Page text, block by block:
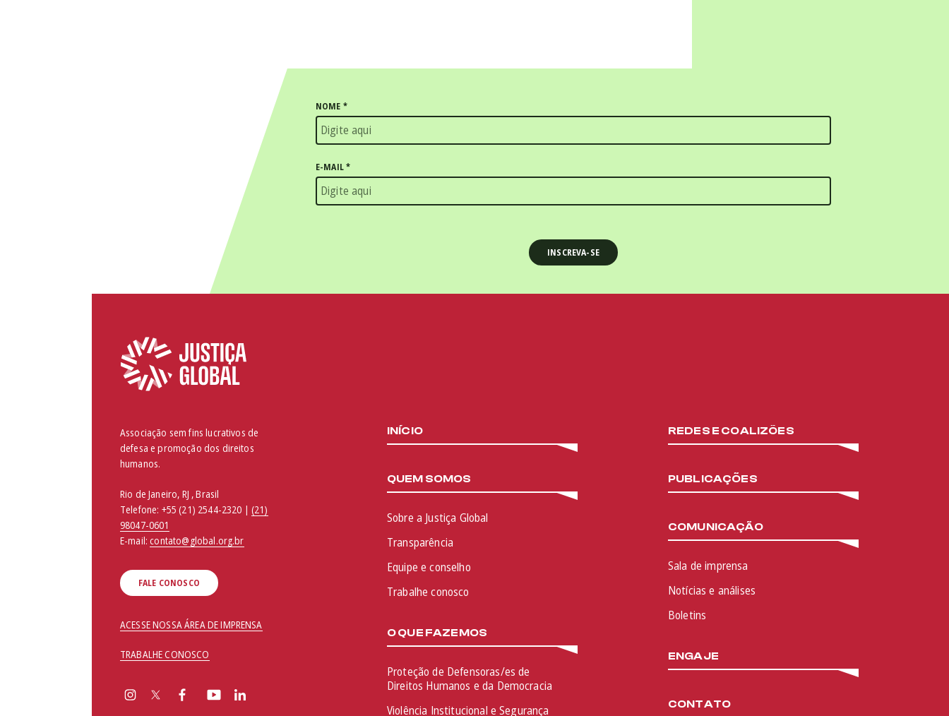
NOME *
E-MAIL*
Associação sem fins lucrativos de
defesa e promoção dos direitos
humanos.
Rio de Janeiro, RJ , Brasil
Telefone: +55 (21) 2544-2320 | (21)
98047-0601
E-mail:contato@global.org.br
FALE CONOSCO
ACESSE NOSSA ÁREA DE IMPRENSA
TRABALHE CONOSCO
INÍCIO
QUEM SOMOS
Sobre a Justiça Global
Transparência
Equipe e conselho
Trabalhe conosco
O QUE FAZEMOS
Proteção de Defensoras/es de
Direitos Humanos e da Democracia
Violência Institucional e Segurança
REDES E COALIZÕES
PUBLICAÇÕES
COMUNICAÇÃO
Sala de imprensa
Notícias e análises
Boletins
ENGAJE
CONTATO